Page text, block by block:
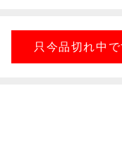
只今品切れ中で